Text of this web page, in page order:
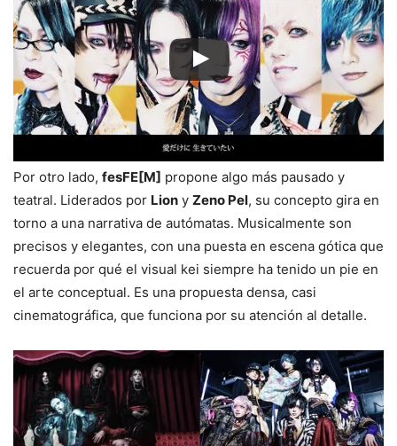
Por otro lado, fesFE[M] propone algo más pausado y
teatral. Liderados por Lion y Zeno Pel, su concepto gira en
torno a una narrativa de autómatas. Musicalmente son
precisos y elegantes, con una puesta en escena gótica que
recuerda por qué el visual kei siempre ha tenido un pie en
el arte conceptual. Es una propuesta densa, casi
cinematográfica, que funciona por su atención al detalle.